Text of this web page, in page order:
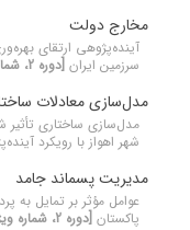
مخارج دولت
آینده‌پژوهی ارتقای
سرزمین ایران [دوره 2، شماره 4، 1403، صفحه 86-99]
مدل‌سازی معادلات
مدل‌سازی ساختاری
شهر اهواز با رویکرد
مدیریت پسماند جامد
عوامل مؤثر بر تمایل به
پاکستان [دوره 2، شماره ویژه، 1403، صفحه 47-58]